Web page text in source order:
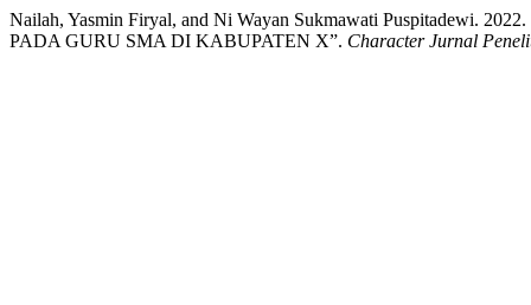
Nailah, Yasmin Firyal, and Ni Wayan Sukmawati Puspitadewi.
PADA GURU SMA DI KABUPATEN X”. Character Jurnal